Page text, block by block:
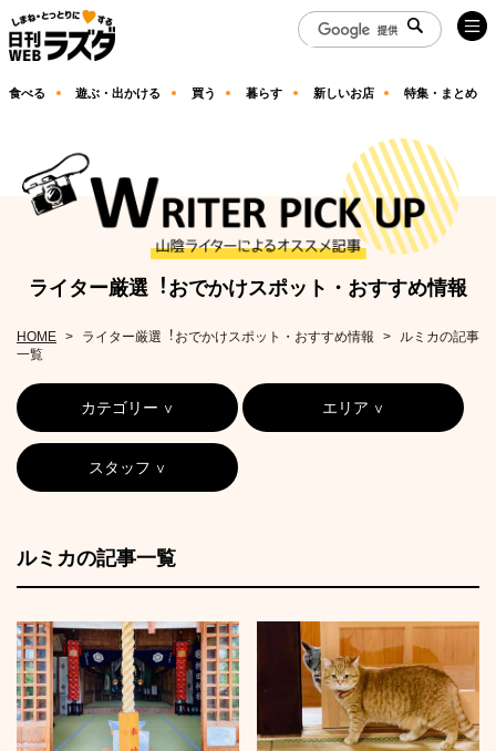
食べる 遊ぶ・出かける 買う 暮らす 新しいお店 特集・まとめ
ライター厳選︕おでかけスポット・おすすめ情報
HOME ライター厳選︕おでかけスポット・おすすめ情報
ルミカの記事
一覧
カテゴリー エリア
スタッフ
ルミカの記事一覧